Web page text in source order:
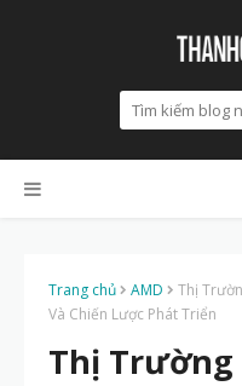
Trang chủ AMD
Thị
Và Chiến Lược Phát Triển
Thị Trường